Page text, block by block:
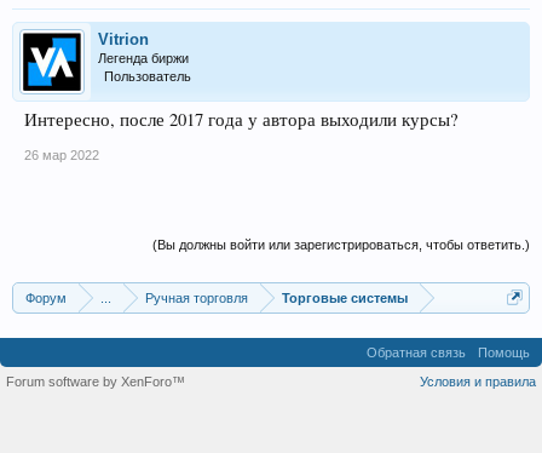
Vitrion
Легенда биржи
Пользователь
Интересно, после 2017 года у автора выходили курсы?
26 мар 2022
(Вы должны войти или зарегистрироваться, чтобы ответить.)
Форум Ручная торговля Торговые системы
Обратная связь
Помощь
Условия и правила
Forum software by XenForo™